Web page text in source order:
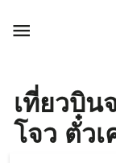

เที่ยวบิน
โจว ตั๋ว